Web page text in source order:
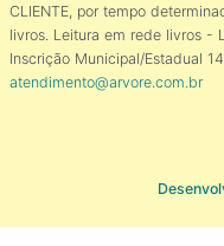
CLIENTE, por tempo
livros. Leitura em rede livros -
Inscrição Municipal/Estadual
atendimento@arvore.com.br